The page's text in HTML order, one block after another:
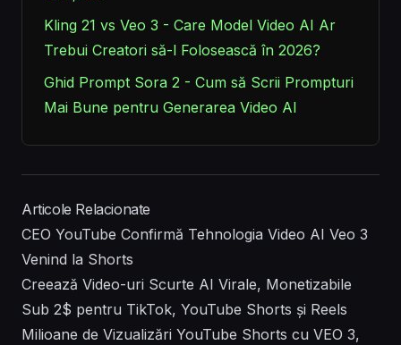
Kling 21 vs Veo 3 - Care Model Video AI Ar
Trebui Creatori să-l Folosească în 2026?
Ghid Prompt Sora 2 - Cum să Scrii Prompturi
Mai Bune pentru Generarea Video AI
Articole Relacionate
CEO YouTube Confirmă Tehnologia Video AI Veo 3
Venind la Shorts
Creează Video-uri Scurte AI Virale, Monetizabile
Sub 2$ pentru TikTok, YouTube Shorts și Reels
Milioane de Vizualizări YouTube Shorts cu VEO 3,